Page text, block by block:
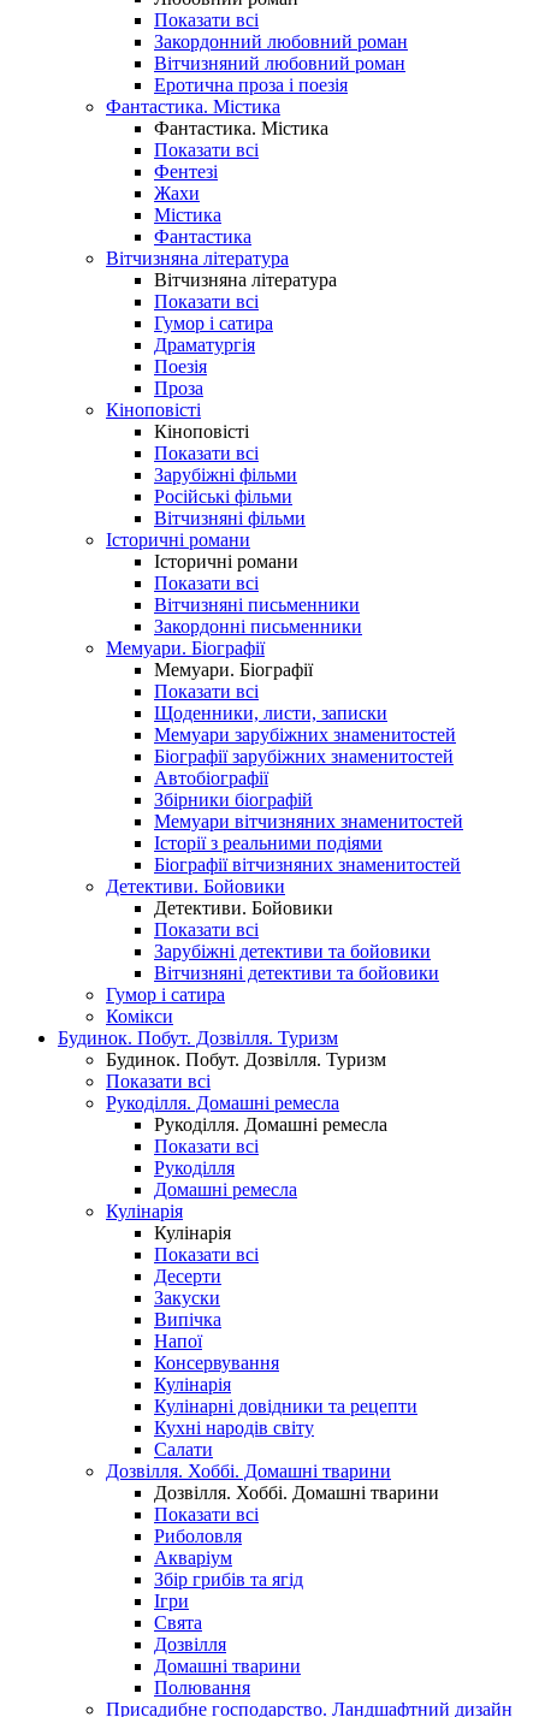
Показати всі
Закордонний любовний роман
Вітчизняний любовний роман
Еротична проза і поезія
Фантастика. Містика
Фантастика. Містика
Показати всі
Фентезі
Жахи
Містика
Фантастика
Вітчизняна література
Вітчизняна література
Показати всі
Гумор і сатира
Драматургія
Поезія
Проза
Кіноповісті
Кіноповісті
Показати всі
Зарубіжні фільми
Російські фільми
Вітчизняні фільми
Історичні романи
Історичні романи
Показати всі
Вітчизняні письменники
Закордонні письменники
Мемуари. Біографії
Мемуари. Біографії
Показати всі
Щоденники, листи, записки
Мемуари зарубіжних знаменитостей
Біографії зарубіжних знаменитостей
Автобіографії
Збірники біографій
Мемуари вітчизняних знаменитостей
Історії з реальними подіями
Біографії вітчизняних знаменитостей
Детективи. Бойовики
Детективи. Бойовики
Показати всі
Зарубіжні детективи та бойовики
Вітчизняні детективи та бойовики
Гумор і сатира
Комікси
Будинок. Побут. Дозвілля. Туризм
Будинок. Побут. Дозвілля. Туризм
Показати всі
Рукоділля. Домашні ремесла
Рукоділля. Домашні ремесла
Показати всі
Рукоділля
Домашні ремесла
Кулінарія
Кулінарія
Показати всі
Десерти
Закуски
Випічка
Напої
Консервування
Кулінарія
Кулінарні довідники та рецепти
Кухні народів світу
Салати
Дозвілля. Хоббі. Домашні тварини
Дозвілля. Хоббі. Домашні тварини
Показати всі
Риболовля
Акваріум
Збір грибів та ягід
Ігри
Свята
Дозвілля
Домашні тварини
Полювання
Присадибне господарство. Ландшафтний дизайн